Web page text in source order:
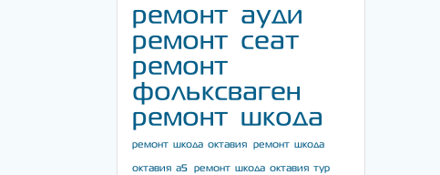
ремонт ауди
ремонт сеат
ремонт
фольксваген
ремонт шкода
ремонт шкода октавия ремонт шкода
октавия а5 ремонт шкода октавия тур